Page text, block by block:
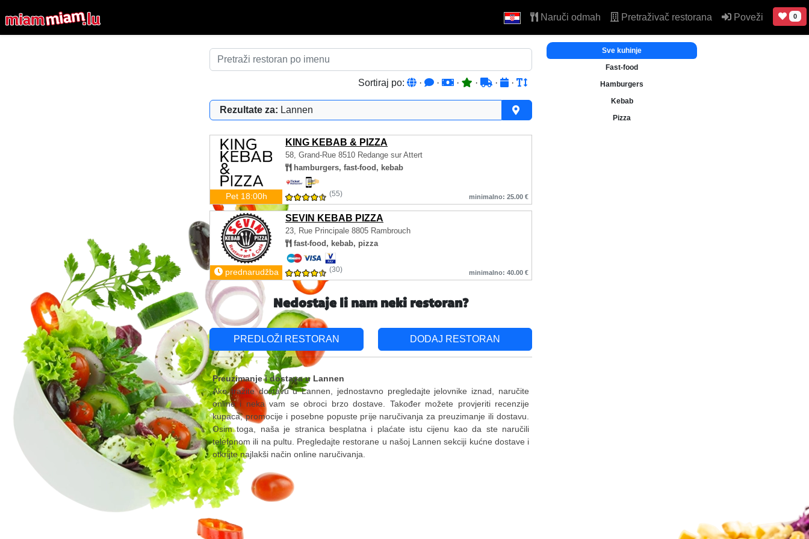
Naruči odmah Pretraživač restorana Poveži 0
Sortiraj po: · · · · · ·
Rezultate za: Lannen
KING KEBAB & PIZZA
58, Grand-Rue 8510 Redange sur Attert
hamburgers, fast-food, kebab
Pet 18:00h (55) minimalno: 25.00 €
SEVIN KEBAB PIZZA
23, Rue Principale 8805 Rambrouch
fast-food, kebab, pizza
prednarudžba (30) minimalno: 40.00 €
Sve kuhinje
Fast-food
Hamburgers
Kebab
Pizza
Nedostaje li nam neki restoran?
PREDLOŽI RESTORAN DODAJ RESTORAN
Preuzimanje i dostava u Lannen
Ako tražite dostavu u Lannen, jednostavno pregledajte jelovnike iznad, naručite
online i neka vam se obroci brzo dostave. Također možete provjeriti recenzije
kupaca, promocije i posebne popuste prije naručivanja za preuzimanje ili dostavu.
Osim toga, naša je stranica besplatna i plaćate istu cijenu kao da ste naručili
telefonom ili na pultu. Pregledajte restorane u našoj Lannen sekciji kućne dostave i
otkrijte najlakši način online naručivanja.